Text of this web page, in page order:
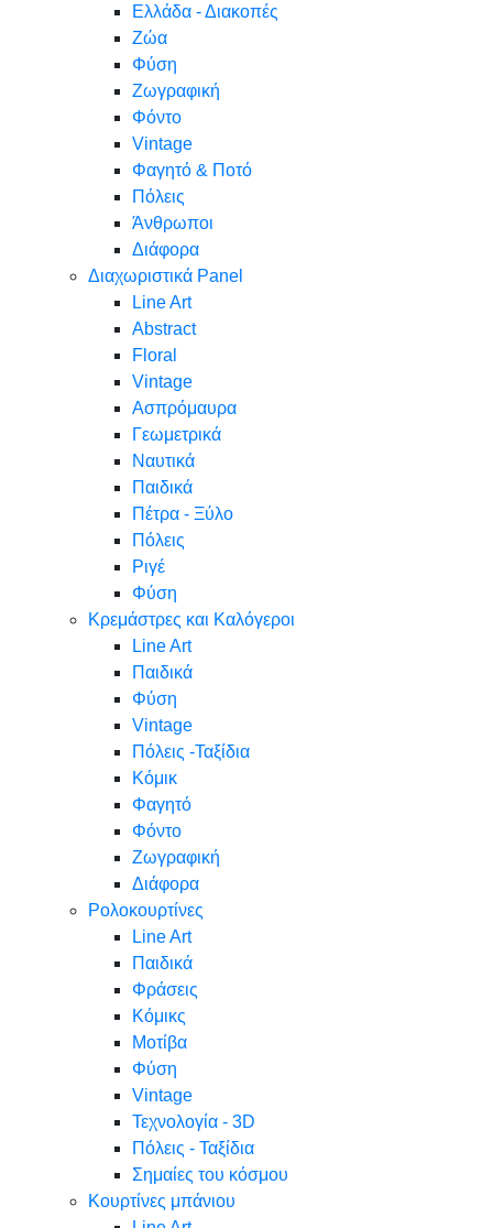
Ελλάδα - Διακοπές
Ζώα
Φύση
Ζωγραφική
Φόντο
Vintage
Φαγητό & Ποτό
Πόλεις
Άνθρωποι
Διάφορα
Διαχωριστικά Panel
Line Art
Abstract
Floral
Vintage
Ασπρόμαυρα
Γεωμετρικά
Ναυτικά
Παιδικά
Πέτρα - Ξύλο
Πόλεις
Ριγέ
Φύση
Κρεμάστρες και Καλόγεροι
Line Art
Παιδικά
Φύση
Vintage
Πόλεις -Ταξίδια
Κόμικ
Φαγητό
Φόντο
Ζωγραφική
Διάφορα
Ρολοκουρτίνες
Line Art
Παιδικά
Φράσεις
Κόμικς
Μοτίβα
Φύση
Vintage
Τεχνολογία - 3D
Πόλεις - Ταξίδια
Σημαίες του κόσμου
Κουρτίνες μπάνιου